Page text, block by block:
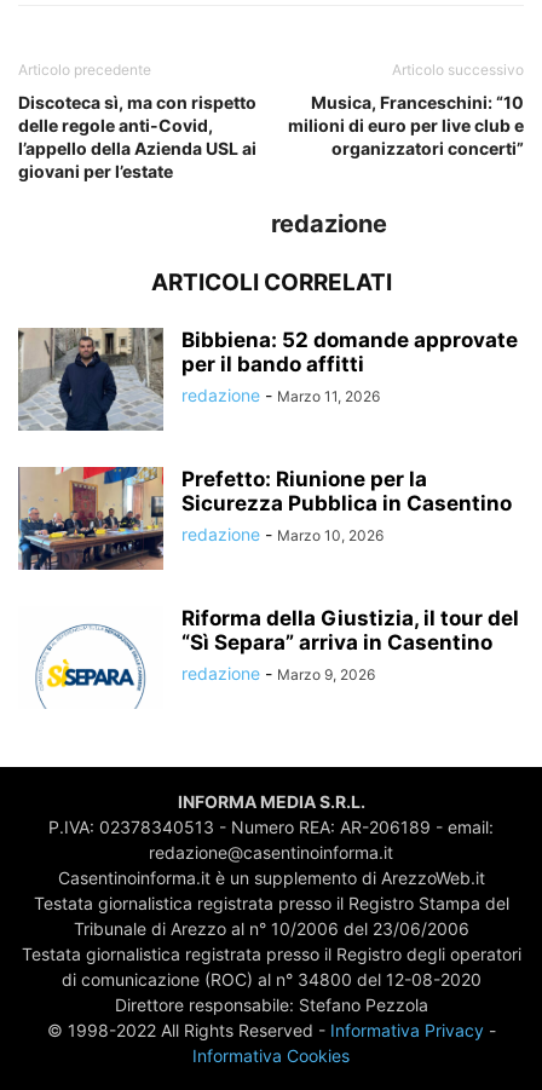
Articolo precedente
Discoteca sì, ma con rispetto
delle regole anti-Covid,
l’appello della Azienda USL ai
giovani per l’estate
Articolo successivo
Musica, Franceschini: “10
milioni di euro per live club e
organizzatori concerti”
redazione
ARTICOLI CORRELATI
Bibbiena: 52 domande approvate
per il bando affitti
redazione - Marzo 11, 2026
Prefetto: Riunione per la
Sicurezza Pubblica in Casentino
redazione - Marzo 10, 2026
Riforma della Giustizia, il tour del
“Sì Separa” arriva in Casentino
redazione - Marzo 9, 2026
INFORMA MEDIA S.R.L.
P.IVA: 02378340513 - Numero REA: AR-206189 - email:
redazione@casentinoinforma.it
Casentinoinforma.it è un supplemento di ArezzoWeb.it
Testata giornalistica registrata presso il Registro Stampa del
Tribunale di Arezzo al n° 10/2006 del 23/06/2006
Testata giornalistica registrata presso il Registro degli operatori
di comunicazione (ROC) al n° 34800 del 12-08-2020
Direttore responsabile: Stefano Pezzola
© 1998-2022 All Rights Reserved - Informativa Privacy-
Informativa Cookies